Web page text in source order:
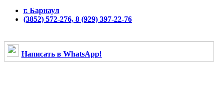
г. Барнаул
(3852) 572-276, 8 (929) 397-22-76
Написать в WhatsApp!